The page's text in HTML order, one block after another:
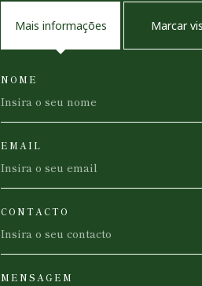
Mais informações Marcar
NOME
EMAIL
CONTACTO
MENSAGEM